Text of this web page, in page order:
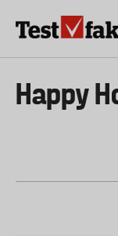
Huvudmeny
ny
Happy